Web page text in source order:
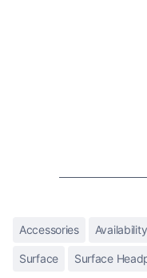
Accessories Availability
Surface Surface